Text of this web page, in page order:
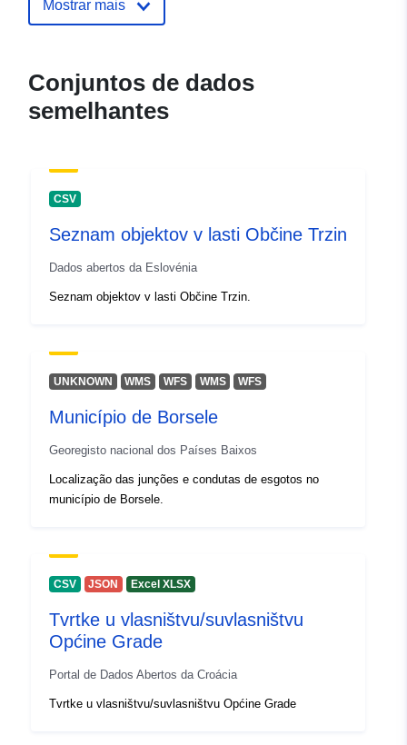
Mostrar mais
Conjuntos de dados
semelhantes
CSV
Seznam objektov v lasti Občine Trzin
Dados abertos da Eslovénia
Seznam objektov v lasti Občine Trzin.
UNKNOWN WMS WFS WMS WFS
Município de Borsele
Georegisto nacional dos Países Baixos
Localização das junções e condutas de esgotos no
município de Borsele.
CSV JSON Excel XLSX
Tvrtke u vlasništvu/suvlasništvu
Općine Grade
Portal de Dados Abertos da Croácia
Tvrtke u vlasništvu/suvlasništvu Općine Grade